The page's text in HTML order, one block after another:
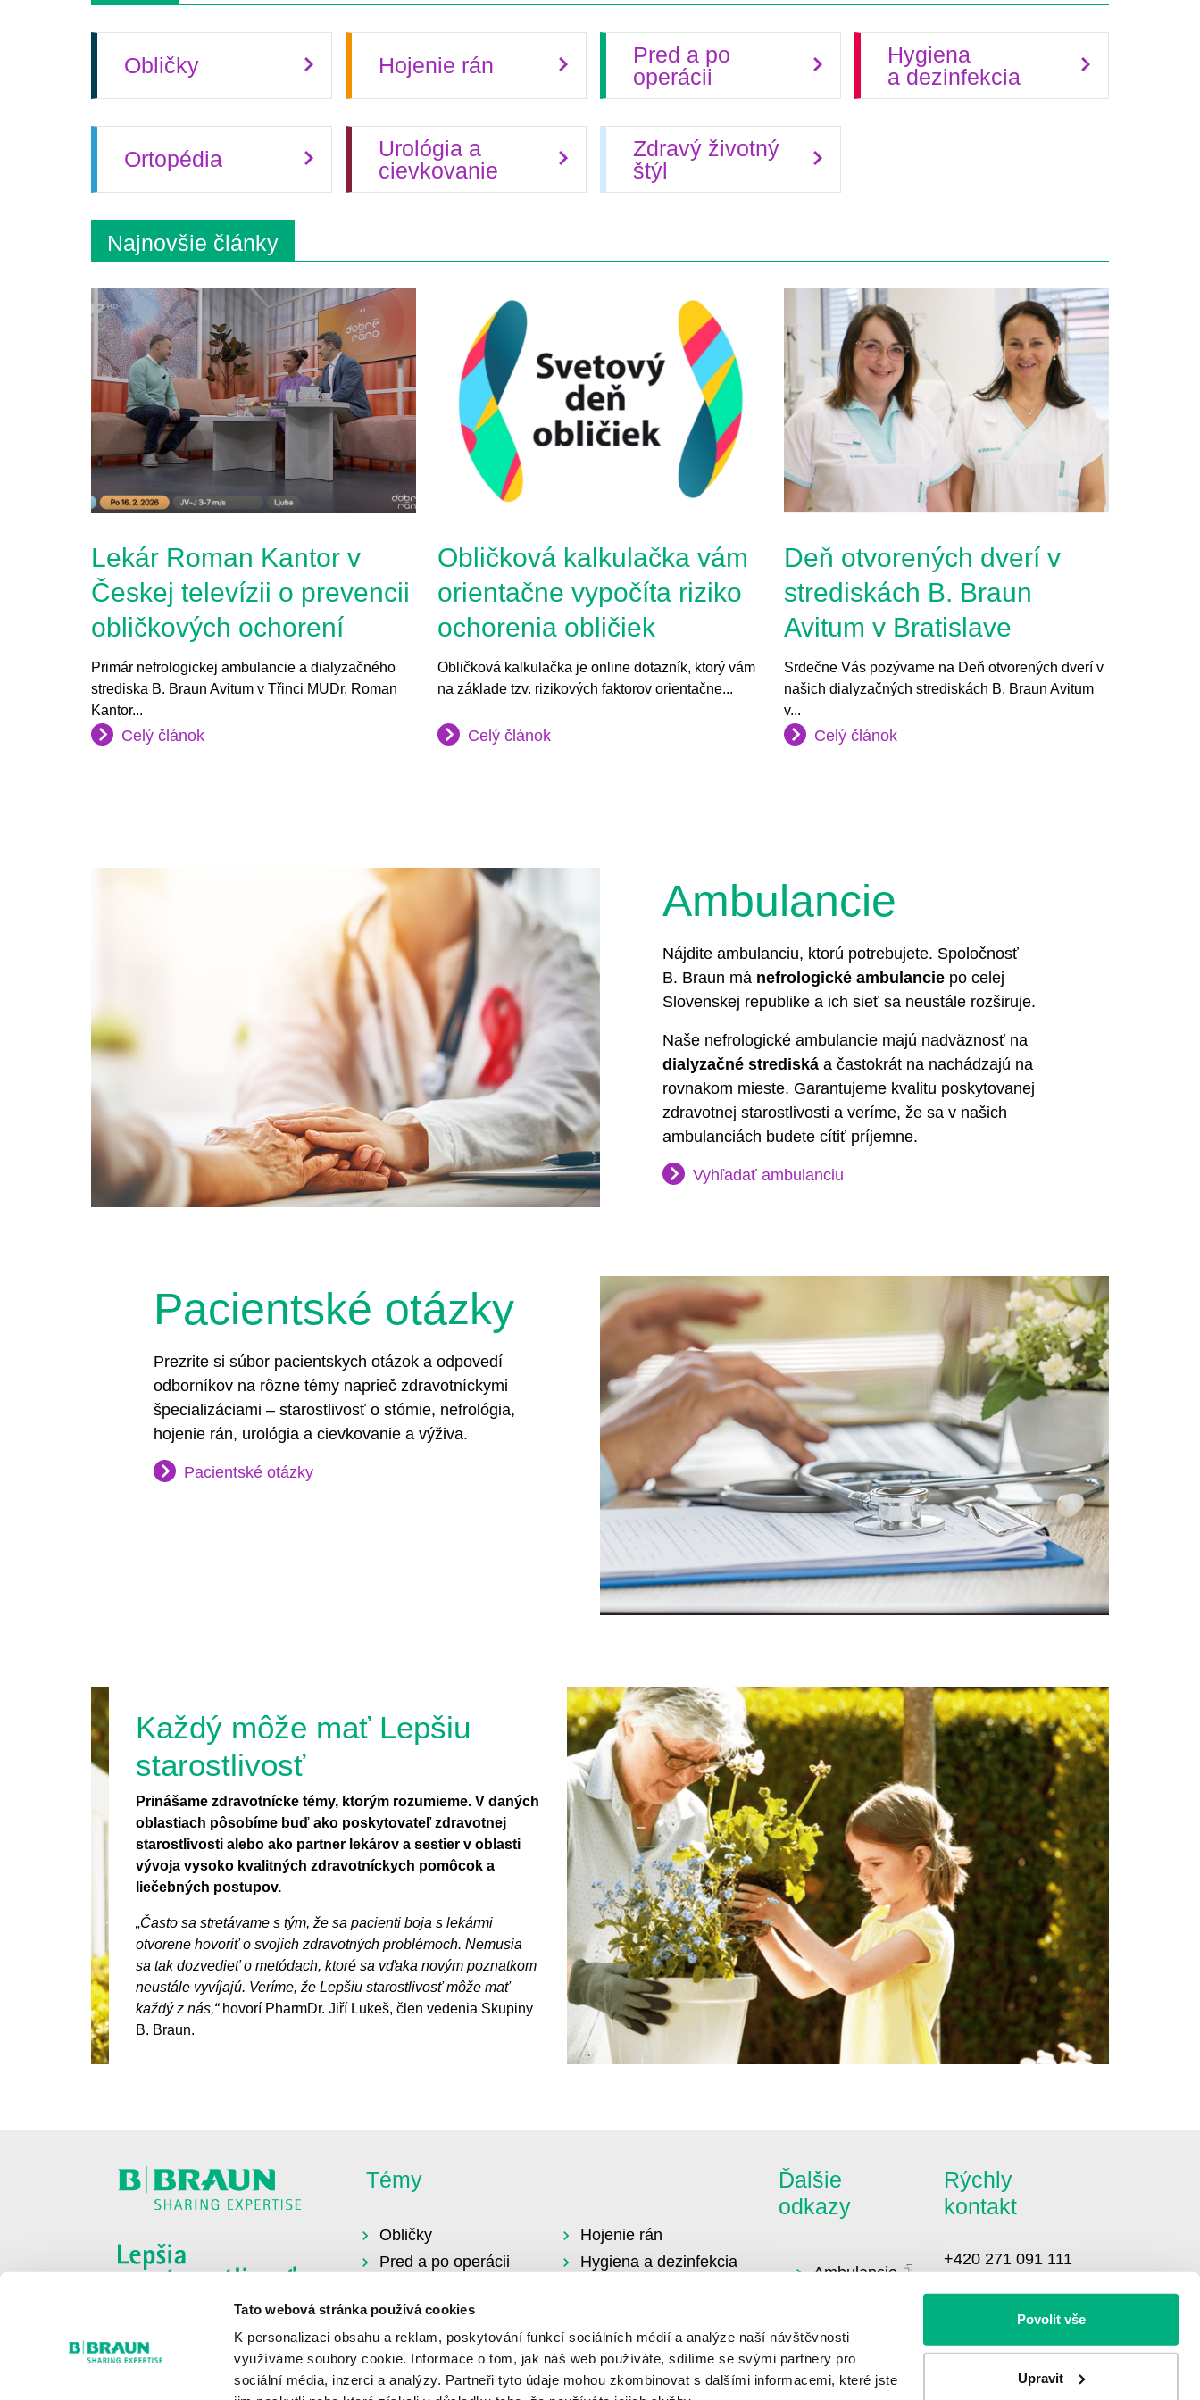
Tato webová stránka používá cookies
K personalizaci obsahu a reklam, poskytování funkcí sociálních médií a analýze naší návštěvnosti
využíváme soubory cookie. Informace o tom, jak náš web používáte, sdílíme se svými partnery pro
sociální média, inzerci a analýzy. Partneři tyto údaje mohou zkombinovat s dalšími informacemi, které jste
Povolit vše
Upravit
Obličky Hojenie rán
Pred a po
operácii
Hygiena
a dezinfekcia
Ortopédia
Urológia a
cievkovanie
Zdravý životný
štýl
Najnovšie články
Lekár Roman Kantor v
Českej televízii o prevencii
obličkových ochorení
Primár nefrologickej ambulancie a dialyzačného
strediska B. Braun Avitum v Třinci MUDr. Roman
Kantor...
Celý článok
Obličková kalkulačka vám
orientačne vypočíta riziko
ochorenia obličiek
Obličková kalkulačka je online dotazník, ktorý vám
na základe tzv. rizikových faktorov orientačne...
Celý článok
Deň otvorených dverí v
strediskách B. Braun
Avitum v Bratislave
Srdečne Vás pozývame na Deň otvorených dverí v
našich dialyzačných strediskách B. Braun Avitum
v...
Celý článok
Ambulancie
Nájdite ambulanciu, ktorú potrebujete. Spoločnosť
B. Braun má nefrologické ambulancie po celej
Slovenskej republike a ich sieť sa neustále rozširuje.
Naše nefrologické ambulancie majú nadväznosť na
dialyzačné strediská a častokrát na nachádzajú na
rovnakom mieste. Garantujeme kvalitu poskytovanej
zdravotnej starostlivosti a veríme, že sa v našich
ambulanciách budete cítiť príjemne.
Vyhľadať ambulanciu
Pacientské otázky
Prezrite si súbor pacientskych otázok a odpovedí
odborníkov na rôzne témy naprieč zdravotníckymi
špecializáciami – starostlivosť o stómie, nefrológia,
hojenie rán, urológia a cievkovanie a výživa.
Pacientské otázky
Každý môže mať Lepšiu
starostlivosť
Prinášame zdravotnícke témy, ktorým rozumieme. V daných
oblastiach pôsobíme buď ako poskytovateľ zdravotnej
starostlivosti alebo ako partner lekárov a sestier v oblasti
vývoja vysoko kvalitných zdravotníckych pomôcok a
liečebných postupov.
„Často sa stretávame s tým, že sa pacienti boja s lekármi
otvorene hovoriť o svojich zdravotných problémoch. Nemusia
sa tak dozvedieť o metódach, ktoré sa vďaka novým poznatkom
neustále vyvíjajú. Veríme, že Lepšiu starostlivosť môže mať
každý z nás,“ hovorí PharmDr. Jiří Lukeš, člen vedenia Skupiny
B. Braun.
Témy
Obličky
Hojenie rán
Pred a po operácii
Hygiena a dezinfekcia
Zdravý životný štýl
Ďalšie
odkazy
Ambulancie
otázky
Novinky
GDPR
Rýchly
kontakt
+420 271 091 111